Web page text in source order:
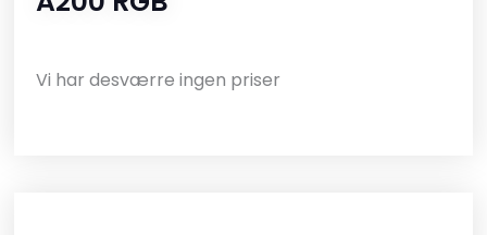
Vi har desværre ingen priser